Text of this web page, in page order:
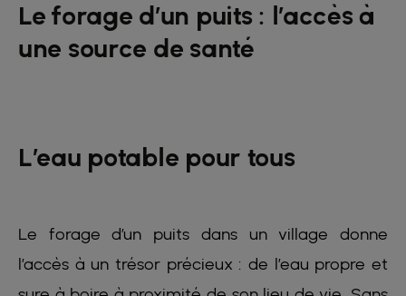
Le forage d’un puits : l’accès à
une source de santé
L’eau potable pour tous
Le forage d’un puits dans un village donne
l’accès à un trésor précieux : de l’eau propre et